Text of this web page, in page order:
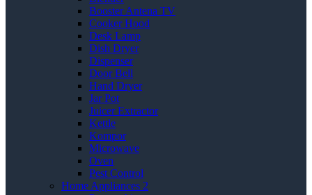
Booster Antena TV
Cooker Hood
Desk Lamp
Dish Dryer
Dispenser
Door Bell
Hand Dryer
Jar Pot
Juicer Extractor
Kettle
Kompor
Microwave
Oven
Pest Control
Home Appliances 2